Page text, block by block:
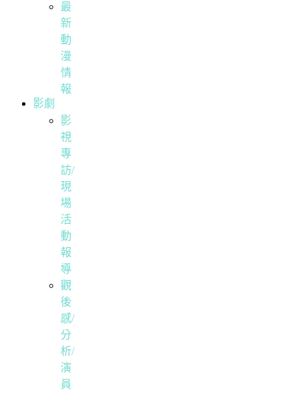
最
新
動
漫
情
報
影劇
影
視
專
訪/
現
場
活
動
報
導
觀
後
感/
分
析/
演
員